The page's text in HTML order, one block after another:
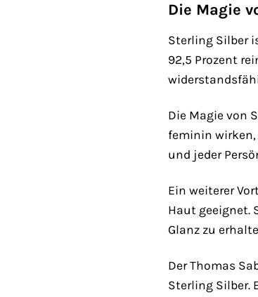
Die Magie
Sterling Silber
92,5 Prozent
Die Magie von
feminin
und jeder
Ein weiterer
Haut geeignet.
Glanz zu
Der Thomas
Sterling Silber.